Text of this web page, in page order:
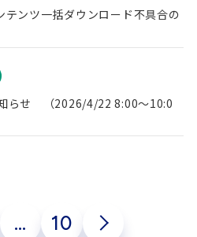
ンツ一括ダウンロード不具合の
らせ （2026/4/22 8:00～10:0
… 10